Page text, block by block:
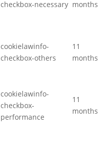
checkbox-necessary months
cookielawinfo-
checkbox-others
11
months
cookielawinfo-
checkbox-
performance
11
months